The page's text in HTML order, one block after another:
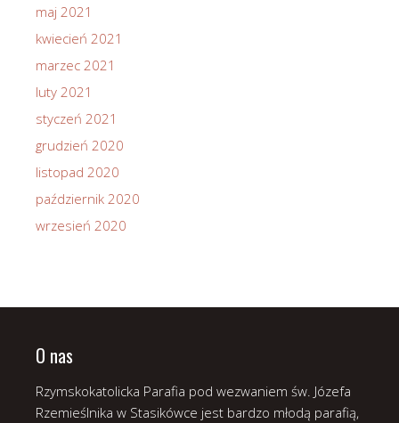
maj 2021
kwiecień 2021
marzec 2021
luty 2021
styczeń 2021
grudzień 2020
listopad 2020
październik 2020
wrzesień 2020
O nas
Rzymskokatolicka Parafia pod wezwaniem św. Józefa
Rzemieślnika w Stasikówce jest bardzo młodą parafią,